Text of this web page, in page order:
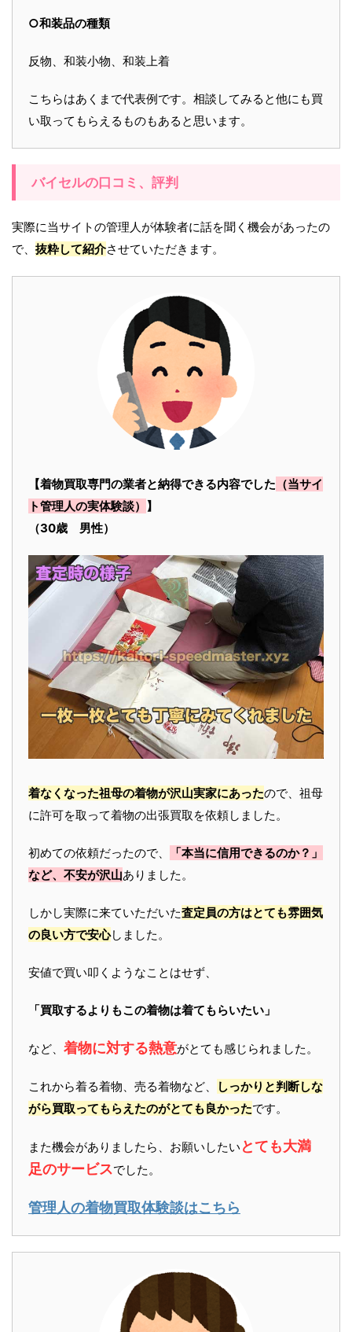
○和装品の種類
反物、和装小物、和装上着
こちらはあくまで代表例です。相談してみると他にも買
い取ってもらえるものもあると思います。
バイセルの口コミ、評判
実際に当サイトの管理人が体験者に話を聞く機会があったの
で、 抜粋して紹介させていただきます。
【着物買取専門の業者と納得できる内容でした （当サイ
ト管理人の実体験談） 】
（30歳 男性）
着なくなった祖母の着物が沢山実家にあったので、祖母
に許可を取って着物の出張買取を依頼しました。
初めての依頼だったので、
「本当に信用できるのか？」
など、不安が沢山ありました。
しかし実際に来ていただいた査定員の方はとても雰囲気
の良い方で安心しました。
安値で買い叩くようなことはせず、
「買取するよりもこの着物は着てもらいたい」
など、 着物に対する熱意がとても感じられました。
これから着る着物、売る着物など、
しっかりと判断しな
がら買取ってもらえたのがとても良かったです。
また機会がありましたら、お願いしたい とても大満
足のサービスでした。
管理人の着物買取体験談はこちら